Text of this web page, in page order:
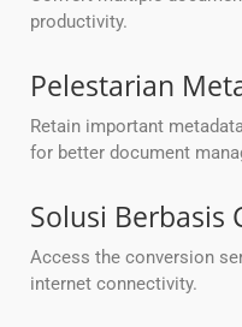
productivity.
Pelestarian
Retain important
for better document
Solusi Berbasis
Access the conversion
internet connectivity.